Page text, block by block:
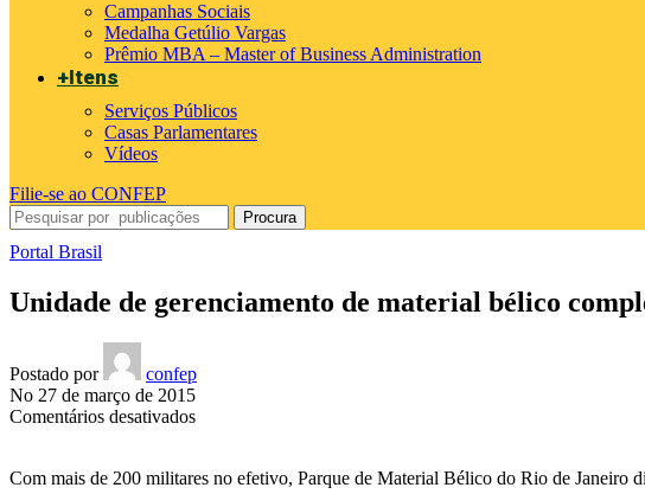
Campanhas Sociais
Medalha Getúlio Vargas
Prêmio MBA – Master of Business Administration
+Itens
Serviços Públicos
Casas Parlamentares
Vídeos
Filie-se ao CONFEP
Procura
Portal Brasil
Unidade de gerenciamento de material bélico
Postado por
confep
No 27 de março de 2015
Comentários desativadosem
gerenciamento
Com mais de 200 militares no efetivo, Parque de Material Bélico do Rio de Janeiro